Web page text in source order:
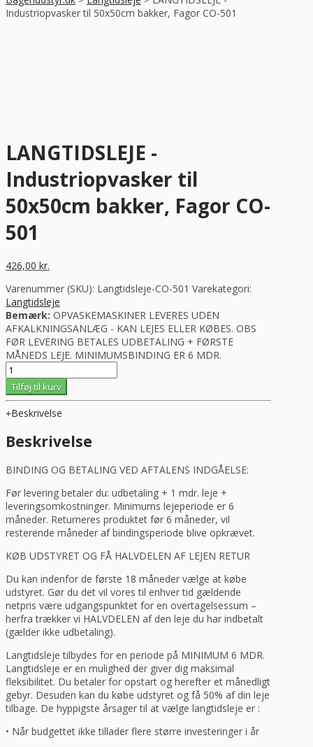
Industriopvasker til 50x50cm bakker, Fagor CO-501
LANGTIDSLEJE -
Industriopvasker til
50x50cm bakker, Fagor CO-
501
426,00 kr.
Varenummer (SKU): Langtidsleje-CO-501 Varekategori:
Langtidsleje
Bemærk: OPVASKEMASKINER LEVERES UDEN
AFKALKNINGSANLÆG - KAN LEJES ELLER KØBES. OBS
FØR LEVERING BETALES UDBETALING + FØRSTE
MÅNEDS LEJE. MINIMUMSBINDING ER 6 MDR.
LANGTIDSLEJE
-
Industriopvasker
til
50x50cm
bakker,
Fagor
501
antal
Tilføj til kurv
Beskrivelse
Beskrivelse
BINDING OG BETALING VED AFTALENS INDGÅELSE:
Før levering betaler du: udbetaling + 1 mdr. leje +
leveringsomkostninger. Minimums lejeperiode er 6
måneder. Returneres produktet før 6 måneder, vil
resterende måneder af bindingsperiode blive opkrævet.
KØB UDSTYRET OG FÅ HALVDELEN AF LEJEN RETUR
Du kan indenfor de første 18 måneder vælge at købe
udstyret. Gør du det vil vores til enhver tid gældende
netpris være udgangspunktet for en overtagelsessum –
herfra trækker vi HALVDELEN af den leje du har indbetalt
(gælder ikke udbetaling).
Langtidsleje tilbydes for en periode på MINIMUM 6 MDR.
Langtidsleje er en mulighed der giver dig maksimal
fleksibilitet. Du betaler for opstart og herefter et månedligt
gebyr. Desuden kan du købe udstyret og få 50% af din leje
tilbage. De hyppigste årsager til at vælge langtidsleje er :
• Når budgettet ikke tillader flere større investeringer i år